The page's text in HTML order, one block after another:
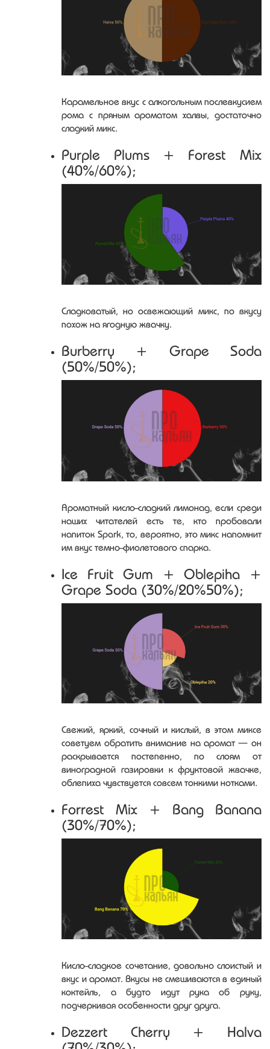
Карамельное вкус с алкогольным послевкусием
рома с пряным ароматом халвы, достаточно
сладкий микс.
Purple Plums + Forest Mix
(40%/60%);
Сладковатый, но освежающий микс, по вкусу
похож на ягодную жвачку.
Burberry + Grape Soda
(50%/50%);
Ароматный кисло-сладкий лимонад, если среди
наших читателей есть те, кто пробовали
напиток Spark, то, вероятно, это микс напомнит
им вкус темно-фиолетового спарка.
Ice Fruit Gum + Oblepiha +
Grape Soda (30%/20%50%);
Свежий, яркий, сочный и кислый, в этом миксе
советуем обратить внимание на аромат — он
раскрывается постепенно, по слоям от
виноградной газировки к фруктовой жвачке,
облепиха чувствуется совсем тонкими нотками.
Forrest Mix + Bang Banana
(30%/70%);
Кисло-сладкое сочетание, довольно слоистый и
вкус и аромат. Вкусы не смешиваются в единый
коктейль, а будто идут рука об руку,
подчеркивая особенности друг друга.
Dezzert Cherry + Halva